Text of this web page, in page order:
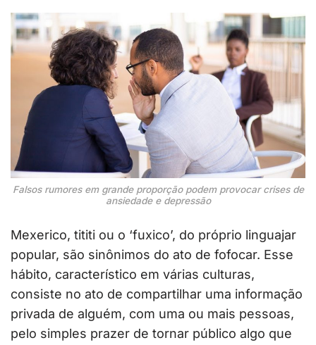
Falsos rumores em grande proporção podem provocar crises de
ansiedade e depressão
Mexerico, tititi ou o ‘fuxico’, do próprio linguajar
popular, são sinônimos do ato de fofocar. Esse
hábito, característico em várias culturas,
consiste no ato de compartilhar uma informação
privada de alguém, com uma ou mais pessoas,
pelo simples prazer de tornar público algo que